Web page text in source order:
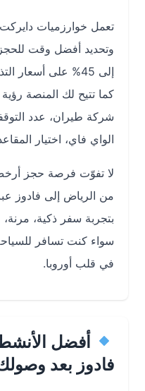
تعمل خوارزميات دايركت على
وتحديد أفضل وقت للحجز،
إلى 45% على أسعار
كما تتيح لك المنصة رؤية
شركة طيران، عدد التوقفات،
الواي فاي، اختيار المقاعد، أو
لا تفوّت فرصة حجز أرخص
من الرياض إلى فادوز عبر
بتجربة سفر ذكية، مرنة،
سواء كنت تسافر للسياحة،
في قلب أوروبا.
أفضل الأنشطة
فادوز بعد وصولك